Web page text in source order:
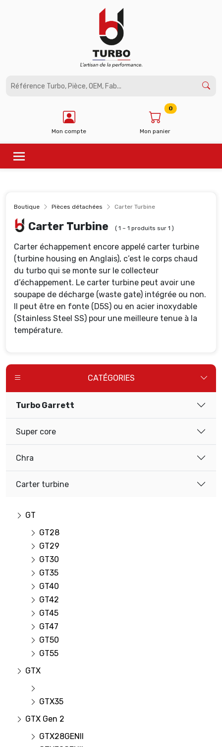
Mon compte Mon panier
0
Boutique Pièces détachées Carter Turbine
Carter Turbine ( 1 – 1 produits sur 1 )
Carter échappement encore appelé carter turbine
(turbine housing en Anglais), c’est le corps chaud
du turbo qui se monte sur le collecteur
d’échappement. Le carter turbine peut avoir une
soupape de décharge (waste gate) intégrée ou non.
Il peut être en fonte (D5S) ou en acier inoxydable
(Stainless Steel SS) pour une meilleure tenue à la
température.
CATÉGORIES
Turbo Garrett
Super core
Chra
Carter turbine
GT
GT28
GT29
GT30
GT35
GT40
GT42
GT45
GT47
GT50
GT55
GTX
GTX35
GTX Gen 2
GTX28GENII
Panneau de gestion des cookies